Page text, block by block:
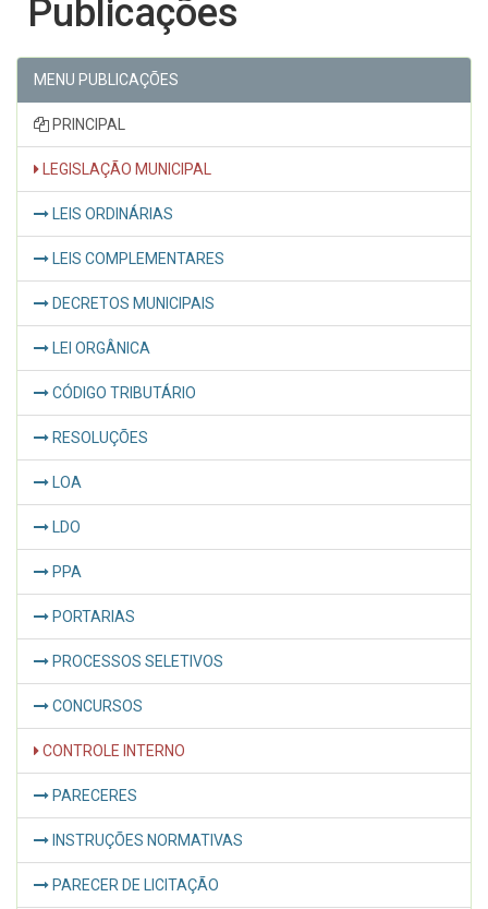
Publicações
MENU PUBLICAÇÕES
PRINCIPAL
LEGISLAÇÃO MUNICIPAL
LEIS ORDINÁRIAS
LEIS COMPLEMENTARES
DECRETOS MUNICIPAIS
LEI ORGÂNICA
CÓDIGO TRIBUTÁRIO
RESOLUÇÕES
LOA
LDO
PPA
PORTARIAS
PROCESSOS SELETIVOS
CONCURSOS
CONTROLE INTERNO
PARECERES
INSTRUÇÕES NORMATIVAS
PARECER DE LICITAÇÃO